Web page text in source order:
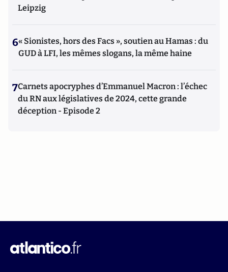
Leipzig
6« Sionistes, hors des Facs », soutien au Hamas : du
GUD à LFI, les mêmes slogans, la même haine
7Carnets apocryphes d’Emmanuel Macron : l’échec
du RN aux législatives de 2024, cette grande
déception - Episode 2